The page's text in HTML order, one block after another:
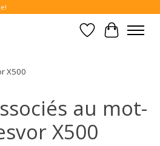
Liste dePanier
X500
au mot-
X500